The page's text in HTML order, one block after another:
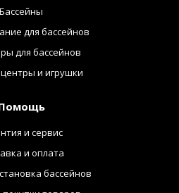
Бассейны
для бассейнов
для бассейнов
и игрушки
и сервис
и оплата
бассейнов